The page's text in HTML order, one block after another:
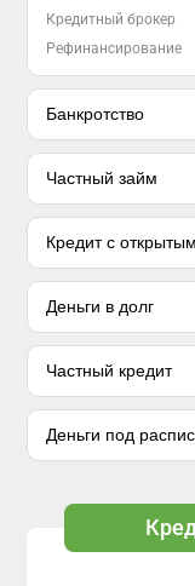
Кредитный брокер
Рефинансирование
Банкротство
Частный займ
Кредит с
Деньги в долг
Частный кредит
Деньги под